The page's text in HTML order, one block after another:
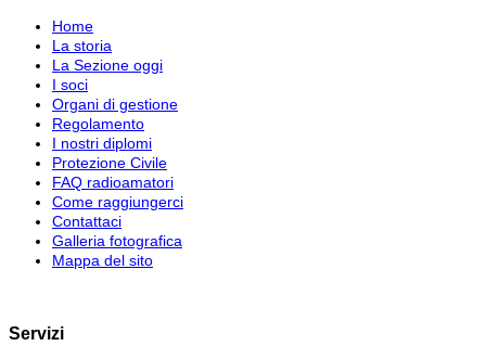
Home
La storia
La Sezione oggi
I soci
Organi di gestione
Regolamento
I nostri diplomi
Protezione Civile
FAQ radioamatori
Come raggiungerci
Contattaci
Galleria fotografica
Mappa del sito
Servizi